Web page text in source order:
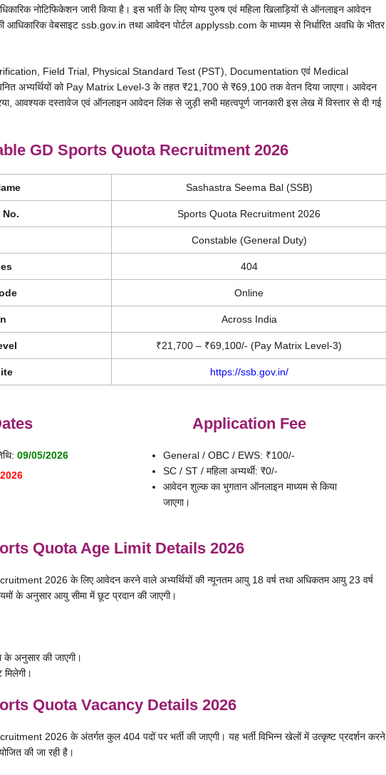
नोटिफिकेशन जारी किया है। इस भर्ती के लिए योग्य पुरुष एवं महिला खिलाड़ियों से ऑनलाइन आवेदन
आधिकारिक वेबसाइट ssb.gov.in तथा आवेदन पोर्टल applyssb.com के माध्यम से निर्धारित अवधि के भीतर
Field Trial, Physical Standard Test (PST), Documentation एवं Medical
अभ्यर्थियों को Pay Matrix Level-3 के तहत ₹21,700 से ₹69,100 तक वेतन दिया जाएगा। आवेदन
आवश्यक दस्तावेज एवं ऑनलाइन आवेदन लिंक से जुड़ी सभी महत्वपूर्ण जानकारी इस लेख में विस्तार से दी गई
GD Sports Quota Recruitment 2026
Sashastra Seema Bal (SSB)
Sports Quota Recruitment 2026
Constable (General Duty)
404
Online
Across India
₹21,700 – ₹69,100/- (Pay Matrix Level-3)
https://ssb.gov.in/
09/05/2026
Application Fee
General / OBC / EWS: ₹100/-
SC / ST / महिला अभ्यर्थी: ₹0/-
आवेदन शुल्क का भुगतान ऑनलाइन माध्यम से किया
जाएगा।
Quota Age Limit Details 2026
2026 के लिए आवेदन करने वाले अभ्यर्थियों की न्यूनतम आयु 18 वर्ष तथा अधिकतम आयु 23 वर्ष
के अनुसार आयु सीमा में छूट प्रदान की जाएगी।
के अनुसार की जाएगी।
मिलेगी।
Quota Vacancy Details 2026
2026 के अंतर्गत कुल 404 पदों पर भर्ती की जाएगी। यह भर्ती विभिन्न खेलों में उत्कृष्ट प्रदर्शन करने
की जा रही है।